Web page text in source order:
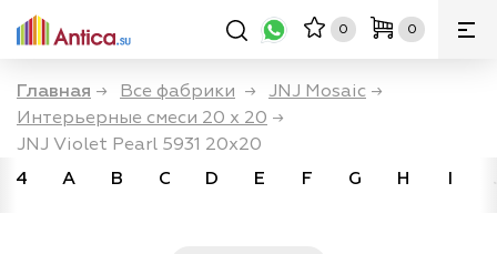
0 0
Главная → Все фабрики → JNJ Mosaic →
Интерьерные смеси 20 х 20 →
JNJ Violet Pearl 5931 20x20
4
A B C D E F G H I